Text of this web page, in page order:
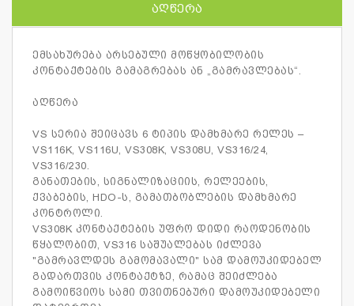
ᲐᲦᲬᲔᲠᲐ
ემსახურება არსებული მოწყობილობის
კონტაქტების გამაგრებას ან „გამრავლებას“.
აღწერა
VS სერია შეიცავს 6 ტიპის დამხმარე რელეს –
VS116K, VS116U, VS308K, VS308U, VS316/24,
VS316/230.
განათების, სიგნალიზაციის, რელეების,
ქვაბების, HDO-ს, გამათბობლების დამხმარე
კონტროლი.
VS308K კონტაქტების უფრო დიდი რაოდენობის
წყალობით, VS316 საშუალებას იძლევა
"გამრავლდეს გამომავალი" სამ დამოუკიდებელ
გადართვის კონტაქტზე, რამაც შეიძლება
გამოიწვიოს სამი თვითნებური დამოუკიდებელი